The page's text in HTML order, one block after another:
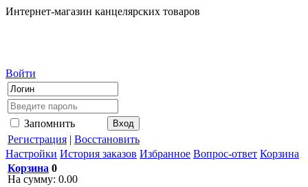
Интернет-магазин канцелярских товаров
Войти
Запомнить
Регистрация | Восстановить
Настройки История заказов Избранное Вопрос-ответ Корзина
Корзина 0
На сумму: 0.00